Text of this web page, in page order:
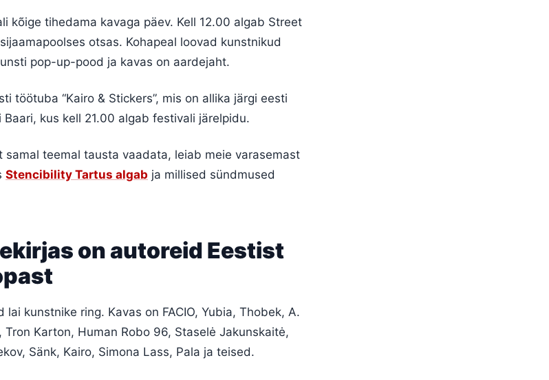
kõige tihedama kavaga päev. Kell 12.00 algab Street
otsas. Kohapeal loovad kunstnikud
pop-up-pood ja kavas on aardejaht.
töötuba “Kairo & Stickers”, mis on allika järgi eesti
kus kell 21.00 algab festivali järelpidu.
samal teemal tausta vaadata, leiab meie varasemast
Stencibility Tartus algab ja millised sündmused
on autoreid Eestist
kunstnike ring. Kavas on FACIO, Yubia, Thobek, A.
Tron Karton, Human Robo 96, Staselė Jakunskaitė,
Sänk, Kairo, Simona Lass, Pala ja teised.